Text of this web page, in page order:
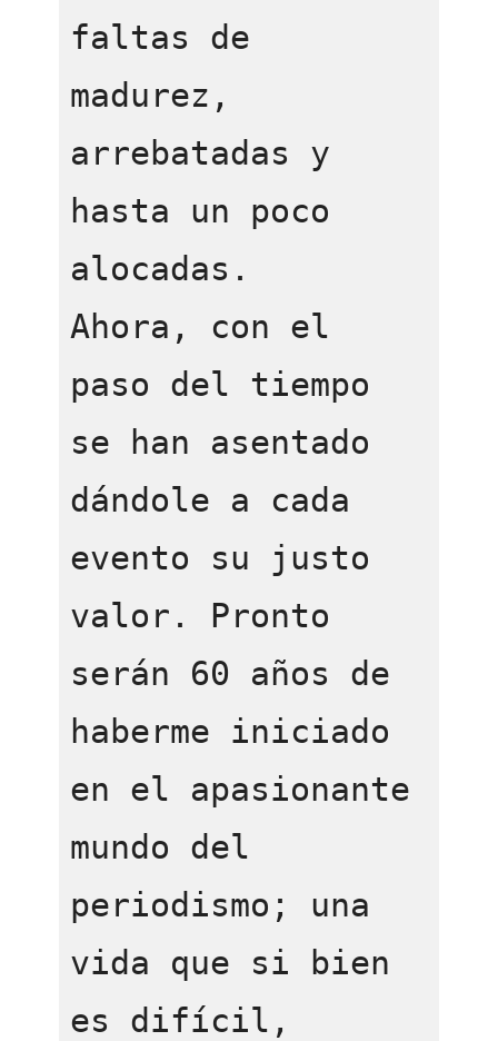
faltas de
madurez,
arrebatadas y
hasta un poco
alocadas.
Ahora, con el
paso del tiempo
se han asentado
dándole a cada
evento su justo
valor. Pronto
serán 60 años de
haberme iniciado
en el apasionante
mundo del
periodismo; una
vida que si bien
es difícil,